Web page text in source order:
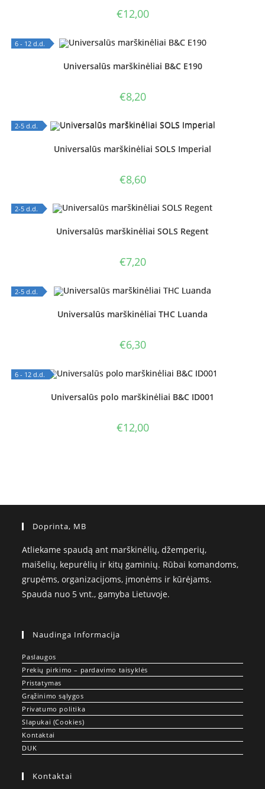
€12,00
6 - 12 d.d.
Universalūs marškinėliai B&C E190
€8,20
2-5 d.d.
Universalūs marškinėliai SOLS Imperial
€8,60
2-5 d.d.
Universalūs marškinėliai SOLS Regent
€7,20
2-5 d.d.
Universalūs marškinėliai THC Luanda
€6,30
6 - 12 d.d.
Universalūs polo marškinėliai B&C ID001
€12,00
Doprinta, MB
Atliekame spaudą ant marškinėlių, džemperių,
maišelių, kepurėlių ir kitų gaminių. Rūbai komandoms,
grupėms, organizacijoms, įmonėms ir kūrėjams.
Spauda nuo 5 vnt., gamyba Lietuvoje.
Naudinga Informacija
Paslaugos
Prekių pirkimo – pardavimo taisyklės
Pristatymas
Grąžinimo sąlygos
Privatumo politika
Slapukai (Cookies)
Kontaktai
DUK
Kontaktai